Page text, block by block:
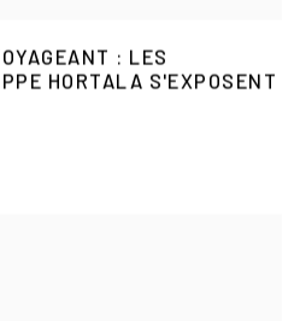
: LES
HORTALA S'EXPOSENT